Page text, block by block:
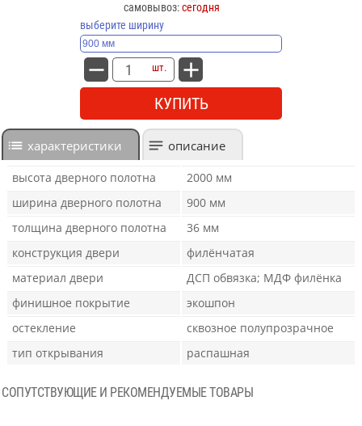
самовывоз:сегодня
выберите ширину
шт.
КУПИТЬ
характеристики описание
высота дверного полотна
2000 мм
ширина дверного полотна
900 мм
толщина дверного полотна
36 мм
конструкция двери
филёнчатая
материал двери
ДСП обвязка; МДФ филёнка
финишное покрытие
экошпон
остекление
сквозное полупрозрачное
тип открывания
распашная
СОПУТСТВУЮЩИЕ И РЕКОМЕНДУЕМЫЕ ТОВАРЫ